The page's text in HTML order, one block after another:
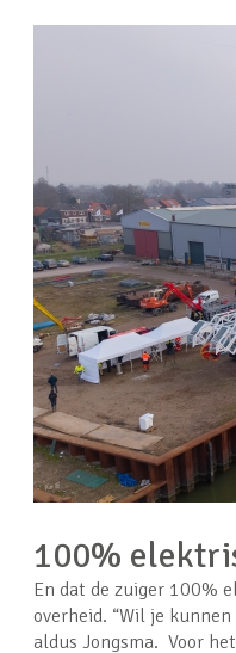
100%
En dat de zuiger 100%
overheid. “Wil je
aldus Jongsma. Voor